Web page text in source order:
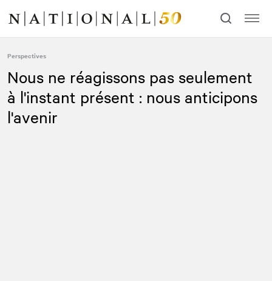
contenu
navigation
Perspectives
Nous ne réagissons pas seulement
à l'instant présent : nous anticipons
l'avenir